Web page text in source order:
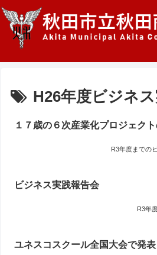
H26年度ビジネ
１７歳の６次産業化プロジェク
R3年度までの
ビジネス実践報告会
R3年
ユネスコスクール全国大会で発表